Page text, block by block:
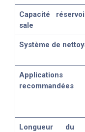
Capacité
sale
Système de
Applications
recommandées
Longueur du